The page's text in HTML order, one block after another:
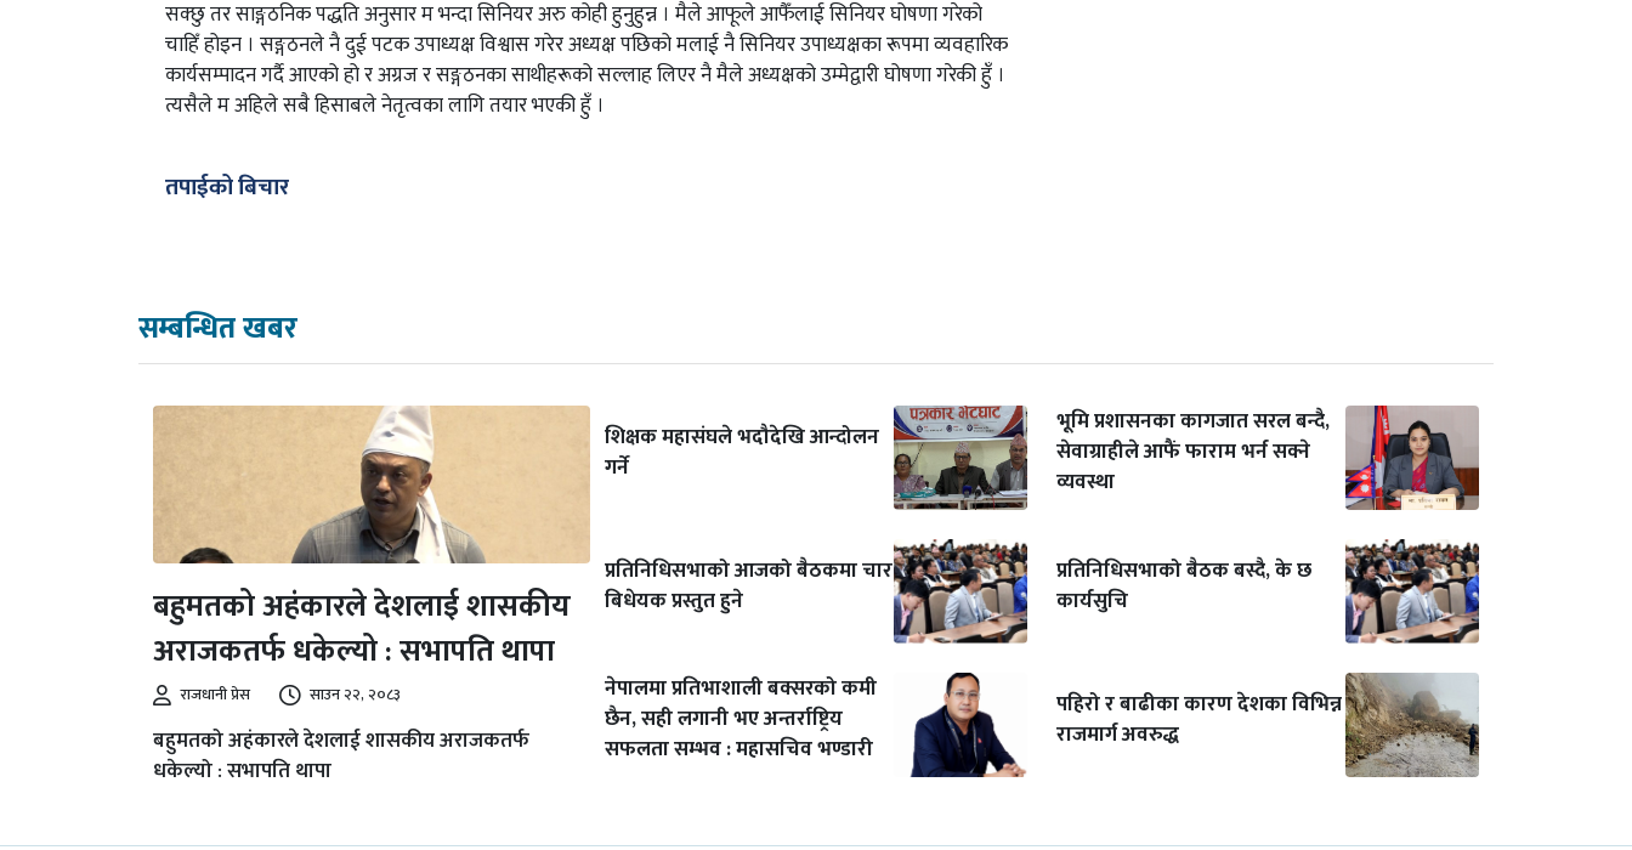
सक्छु तर साङ्गठनिक पद्धति अनुसार म भन्दा सिनियर अरु कोही हुनुहुन्न । मैले आफूले आफैँलाई सिनियर घोषणा गरेको
चाहिँ होइन । सङ्गठनले नै दुई पटक उपाध्यक्ष विश्वास गरेर अध्यक्ष पछिको मलाई नै सिनियर उपाध्यक्षका रूपमा व्यवहारिक
कार्यसम्पादन गर्दै आएको हो र अग्रज र सङ्गठनका साथीहरूको सल्लाह लिएर नै मैले अध्यक्षको उम्मेद्वारी घोषणा गरेकी हुँ ।
त्यसैले म अहिले सबै हिसाबले नेतृत्वका लागि तयार भएकी हुँ ।
तपाईको बिचार
सम्बन्धित खबर
बहुमतको अहंकारले देशलाई शासकीय
अराजकतर्फ धकेल्यो : सभापति थापा
राजधानी प्रेस साउन २२, २०८३
बहुमतको अहंकारले देशलाई शासकीय अराजकतर्फ
धकेल्यो : सभापति थापा
शिक्षक महासंघले भदौदेखि आन्दोलन
गर्ने
प्रतिनिधिसभाको आजको बैठकमा चार
बिधेयक प्रस्तुत हुने
नेपालमा प्रतिभाशाली बक्सरको कमी
छैन, सही लगानी भए अन्तर्राष्ट्रिय
सफलता सम्भव : महासचिव भण्डारी
भूमि प्रशासनका कागजात सरल बन्दै,
सेवाग्राहीले आफैं फाराम भर्न सक्ने
व्यवस्था
प्रतिनिधिसभाको बैठक बस्दै, के छ
कार्यसुचि
पहिरो र बाढीका कारण देशका विभिन्न
राजमार्ग अवरुद्ध